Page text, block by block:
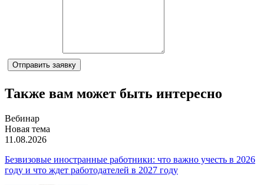
Отправить заявку
Также вам может быть интересно
Вебинар
Новая тема
11.08.2026
Безвизовые иностранные работники: что важно учесть в 2026
году и что ждет работодателей в 2027 году